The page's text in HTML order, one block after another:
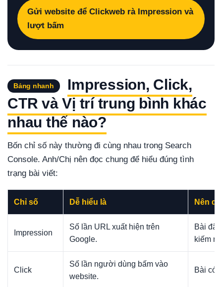
Gửi website để Clickweb rà Impression và
lượt bấm
Bảng nhanh
Impression, Click,
CTR và Vị trí trung bình khác
nhau thế nào?
Bốn chỉ số này thường đi cùng nhau trong Search
Console. Anh/Chị nên đọc chung để hiểu đúng tình
trạng bài viết:
Chỉ số Dễ hiểu là Nên
Impression
Số lần URL xuất hiện trên
Google.
Bài đã
kiếm
Click
Số lần người dùng bấm vào
website.
Bài có